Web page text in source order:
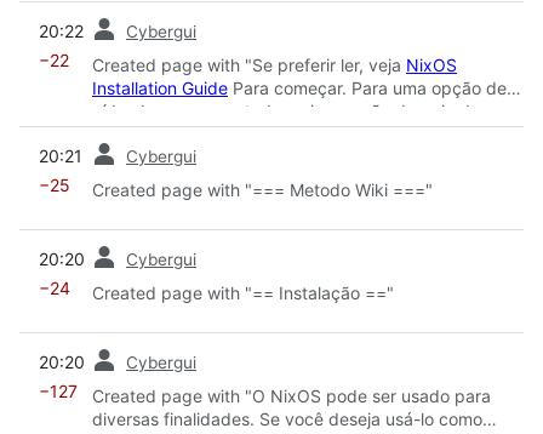
20:22 Cybergui
−22 Created page with "Se preferir ler, veja NixOS
Installation Guide Para começar. Para uma opção de
vídeo bem apresentada, veja a seção de guia de
vídeo logo abaixo. Lembre-se de que, para uma
instalação em desktop, você provavelmente precisará
começar com pelo menos 30 GiB de espaço em disco
disponível para os ambientes de desktop (por
exemplo, GNOME, KDE ou XFCE), navegadores (por
exemplo, Firefox) e outros aplicativos gráficos (por
exemplo, VSCode) que seriam típicos d..."
20:21 Cybergui
−25 Created page with "=== Metodo Wiki ==="
20:20 Cybergui
−24 Created page with "== Instalação =="
20:20 Cybergui
−127
Created page with "O NixOS pode ser usado para
diversas finalidades. Se você deseja usá-lo como